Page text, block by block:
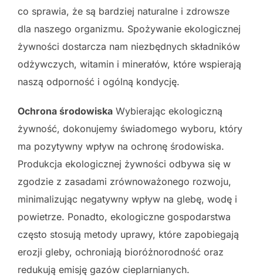
co sprawia, że są bardziej naturalne i zdrowsze
dla naszego organizmu. Spożywanie ekologicznej
żywności dostarcza nam niezbędnych składników
odżywczych, witamin i minerałów, które wspierają
naszą odporność i ogólną kondycję.
Ochrona środowiska Wybierając ekologiczną
żywność, dokonujemy świadomego wyboru, który
ma pozytywny wpływ na ochronę środowiska.
Produkcja ekologicznej żywności odbywa się w
zgodzie z zasadami zrównoważonego rozwoju,
minimalizując negatywny wpływ na glebę, wodę i
powietrze. Ponadto, ekologiczne gospodarstwa
często stosują metody uprawy, które zapobiegają
erozji gleby, ochroniają bioróżnorodność oraz
redukują emisję gazów cieplarnianych.